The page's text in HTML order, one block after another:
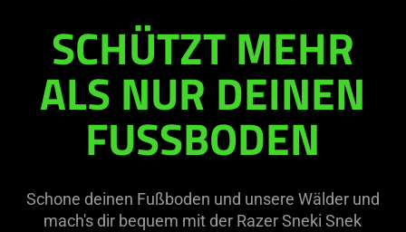
Bodenmatte
SCHÜTZT MEHR
ALS NUR DEINEN
FUSSBODEN
Schone deinen Fußboden und unsere Wälder und
mach's dir bequem mit der Razer Sneki Snek